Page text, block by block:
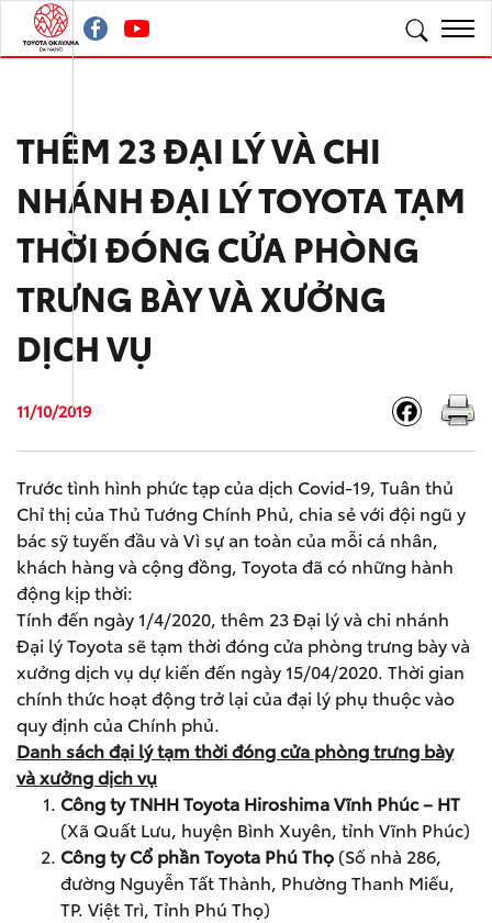
THÊM 23 ĐẠI LÝ VÀ CHI
NHÁNH ĐẠI LÝ TOYOTA TẠM
THỜI ĐÓNG CỬA PHÒNG
TRƯNG BÀY VÀ XƯỞNG
DỊCH VỤ
11/10/2019
Trước tình hình phức tạp của dịch Covid-19, Tuân thủ
Chỉ thị của Thủ Tướng Chính Phủ, chia sẻ với đội ngũ y
bác sỹ tuyến đầu và Vì sự an toàn của mỗi cá nhân,
khách hàng và cộng đồng, Toyota đã có những hành
động kịp thời:
Tính đến ngày 1/4/2020, thêm 23 Đại lý và chi nhánh
Đại lý Toyota sẽ tạm thời đóng cửa phòng trưng bày và
xưởng dịch vụ dự kiến đến ngày 15/04/2020. Thời gian
chính thức hoạt động trở lại của đại lý phụ thuộc vào
quy định của Chính phủ.
Danh sách đại lý tạm thời đóng cửa phòng trưng bày
và xưởng dịch vụ
Công ty TNHH Toyota Hiroshima Vĩnh Phúc – HT
(Xã Quất Lưu, huyện Bình Xuyên, tỉnh Vĩnh Phúc)
Công ty Cổ phần Toyota Phú Thọ (Số nhà 286,
đường Nguyễn Tất Thành, Phường Thanh Miếu,
TP. Việt Trì, Tỉnh Phú Thọ)